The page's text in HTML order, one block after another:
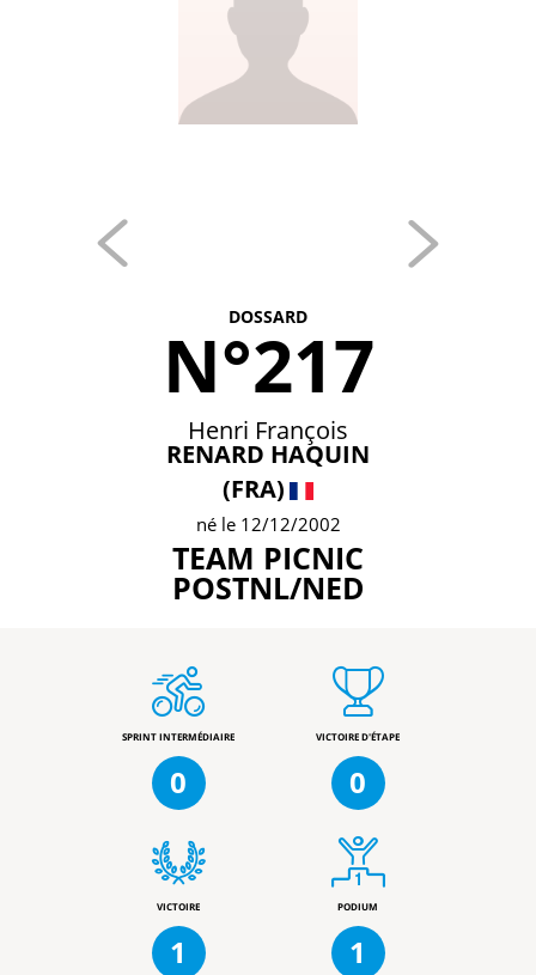
DOSSARD
N°217
Henri François
RENARD HAQUIN
(FRA)
né le 12/12/2002
TEAM PICNIC
POSTNL/NED
SPRINT INTERMÉDIAIRE
0
VICTOIRE D'ÉTAPE
0
VICTOIRE
1
PODIUM
1